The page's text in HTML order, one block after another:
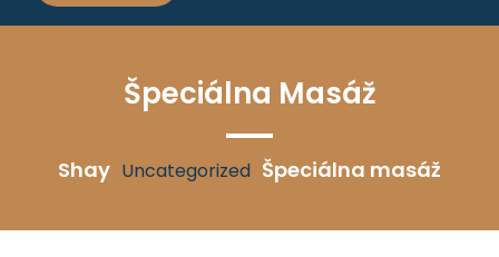
Špeciálna Masáž
Shay Uncategorized Špeciálna masáž